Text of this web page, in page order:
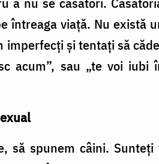
întreaga viaţă. Nu există
imperfecţi şi tentaţi să
acum”, sau „te voi iubi
să spunem câini. Sunteţi